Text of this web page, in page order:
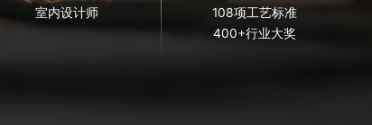
室内设计师
108项工艺标准
400+行业大奖